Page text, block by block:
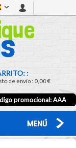
:
de envío :0,00 €
promocional:AAA
MENÚ